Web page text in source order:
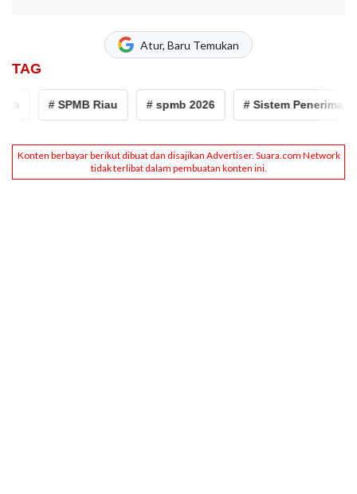
Atur, Baru Temukan
TAG
# SPMB Riau # spmb 2026 # Sistem Penerimaan